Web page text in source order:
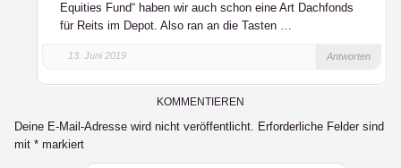
Equities Fund“ haben wir auch schon eine Art Dachfonds
für Reits im Depot. Also ran an die Tasten …
13. Juni 2019 Antworten
KOMMENTIEREN
Deine E-Mail-Adresse wird nicht veröffentlicht. Erforderliche Felder sind
mit * markiert